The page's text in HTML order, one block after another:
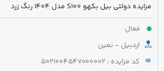
مزایده دولتی بیل بکهو S100 مدل 1404 رنگ زرد
فعال
اردبیل - نمین
کد مزایده : 5021004547000002